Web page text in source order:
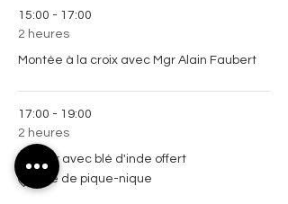
15:00 - 17:00
2 heures
Montée à la croix avec Mgr Alain Faubert
17:00 - 19:00
2 heures
Souper avec blé d'inde offert
Aire de pique-nique